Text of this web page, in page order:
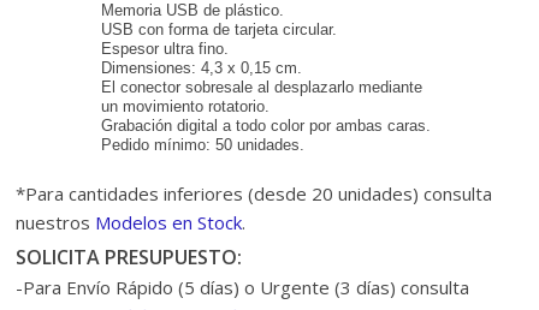
Memoria USB de plástico.
USB con forma de tarjeta circular.
Espesor ultra fino.
Dimensiones: 4,3 x 0,15 cm.
El conector sobresale al desplazarlo mediante
un movimiento rotatorio.
Grabación digital a todo color por ambas caras.
Pedido mínimo: 50 unidades.
*Para cantidades inferiores (desde 20 unidades) consulta
nuestros Modelos en Stock.
SOLICITA PRESUPUESTO:
-Para Envío Rápido (5 días) o Urgente (3 días) consulta